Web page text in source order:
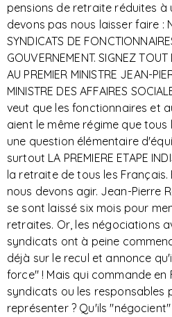
pensions de retraite réduites à
devons pas nous laisser faire :
SYNDICATS DE
GOUVERNEMENT. SIGNEZ
AU PREMIER MINISTRE JEAN-
MINISTRE DES AFFAIRES
veut que les fonctionnaires et
aient le même régime que
une question élémentaire
surtout LA PREMIERE ETAPE
la retraite de tous les Français.
nous devons agir. Jean-Pierre
se sont laissé six mois pour
retraites. Or, les négociations
syndicats ont à peine
déjà sur le recul et annonce
force" ! Mais qui commande en
syndicats ou les responsables
représenter ? Qu'ils